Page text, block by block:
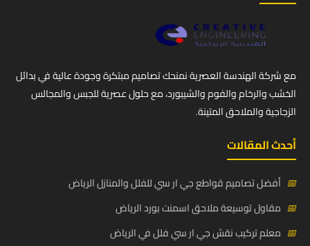
مع شركة الهندسة العصرية نمنحك تصاميم مبتكرة وجودة عالية في بدائل
الخشب والرخام والفوم والشيبورد، مع حلول عصرية للجبس والمجالس
الزجاجية والملاحق المتينة.
أحدث المقالات
📅 أفضل تصاميم قواطع جي ار سي للفلل والمنازل الرياض
📅 مقاول توسيعة ملاحق اسمنت بورد الرياض
📅 معلم تركيب نقش جي ار سي فلل في الرياض